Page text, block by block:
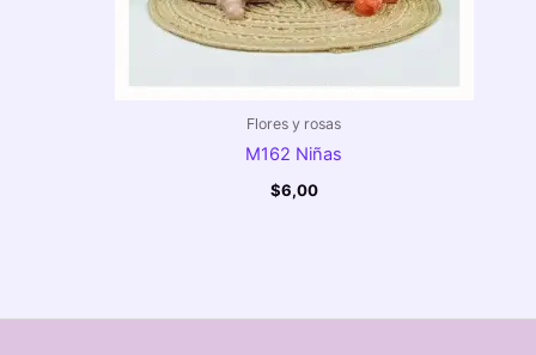
Flores y rosas
M162 Niñas
$6,00